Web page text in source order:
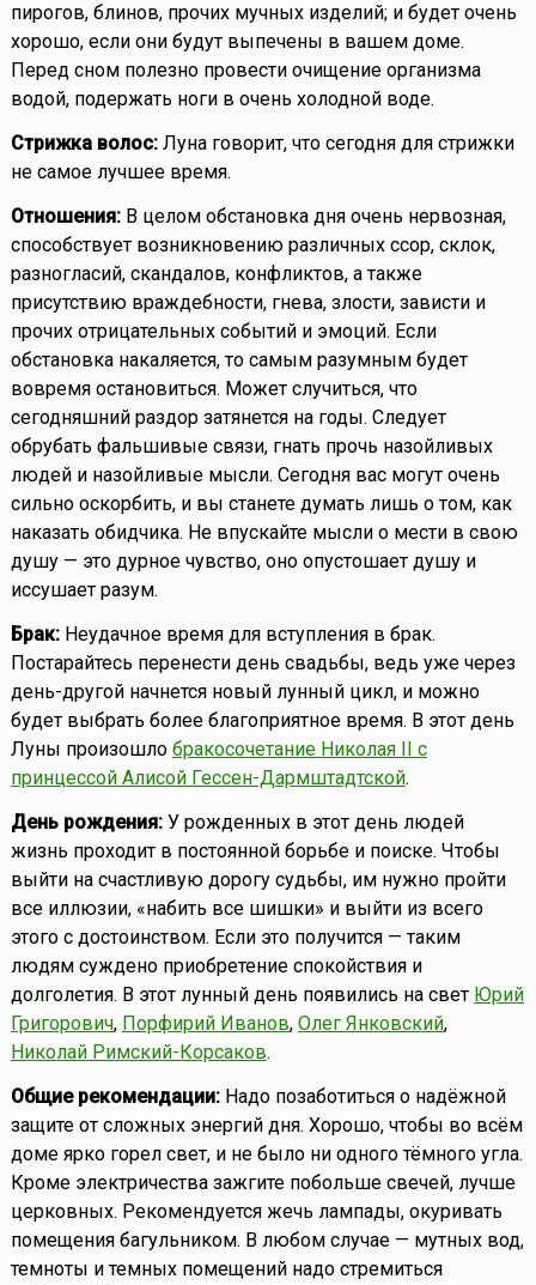
пирогов, блинов, прочих мучных изделий; и будет очень
хорошо, если они будут выпечены в вашем доме.
Перед сном полезно провести очищение организма
водой, подержать ноги в очень холодной воде.
Стрижка волос:Луна говорит, что сегодня для стрижки
не самое лучшее время.
Отношения:В целом обстановка дня очень нервозная,
способствует возникновению различных ссор, склок,
разногласий, скандалов, конфликтов, а также
присутствию враждебности, гнева, злости, зависти и
прочих отрицательных событий и эмоций. Если
обстановка накаляется, то самым разумным будет
вовремя остановиться. Может случиться, что
сегодняшний раздор затянется на годы. Следует
обрубать фальшивые связи, гнать прочь назойливых
людей и назойливые мысли. Сегодня вас могут очень
сильно оскорбить, и вы станете думать лишь о том, как
наказать обидчика. Не впускайте мысли о мести в свою
душу — это дурное чувство, оно опустошает душу и
иссушает разум.
Брак:Неудачное время для вступления в брак.
Постарайтесь перенести день свадьбы, ведь уже через
день-другой начнется новый лунный цикл, и можно
будет выбрать более благоприятное время. В этот день
Луны произошло бракосочетание Николая II с
принцессой Алисой Гессен-Дармштадтской.
День рождения:У рожденных в этот день людей
жизнь проходит в постоянной борьбе и поиске. Чтобы
выйти на счастливую дорогу судьбы, им нужно пройти
все иллюзии, «набить все шишки» и выйти из всего
этого с достоинством. Если это получится — таким
людям суждено приобретение спокойствия и
долголетия. В этот лунный день появились на свет Юрий
Григорович, Порфирий Иванов, Олег Янковский,
Николай Римский-Корсаков.
Общие рекомендации:Надо позаботиться о надёжной
защите от сложных энергий дня. Хорошо, чтобы во всём
доме ярко горел свет, и не было ни одного тёмного угла.
Кроме электричества зажгите побольше свечей, лучше
церковных. Рекомендуется жечь лампады, окуривать
помещения багульником. В любом случае — мутных вод,
темноты и темных помещений надо стремиться